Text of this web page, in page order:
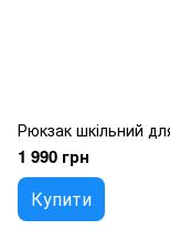
Рюкзак шкільний
1 990 грн
Купити